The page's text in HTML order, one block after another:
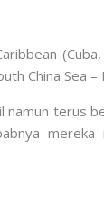
China Sea
terus
mereka